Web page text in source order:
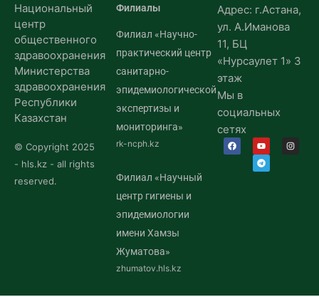
Национальный
центр
общественного
здравоохранения
Министерства
здравоохранения
Республики
Казахстан
© Copyright 2025
- hls.kz - all rights
reserved.
Филиалы
Филиал «Научно-
практический центр
санитарно-
эпидемиологической
экспертизы и
мониторинга»
rk-ncph.kz
Филиал «Научный
центр гигиены и
эпидемиологии
имени Хамзы
Жуматова»
zhumatov.hls.kz
Адрес: г.Астана,
ул. А.Иманова
11, БЦ
«Нурсаулет 1» 3
этаж
Мы в
социальных
сетях